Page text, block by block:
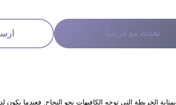
تحدث مع فريقنا
بمثابة الخريطة التي توجه الكافيهات نحو النجاح. فعندما